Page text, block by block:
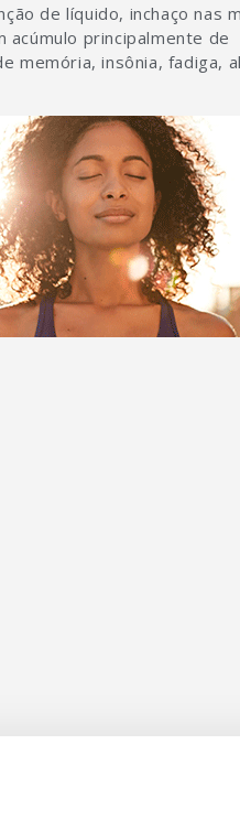
de líquido, inchaço nas
principalmente de
memória, insônia, fadiga,